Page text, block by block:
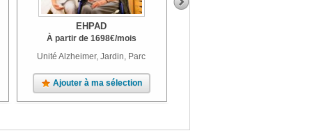
EHPAD
À partir de 1698€/mois
Unité Alzheimer, Jardin, Parc
Ajouter à ma sélection